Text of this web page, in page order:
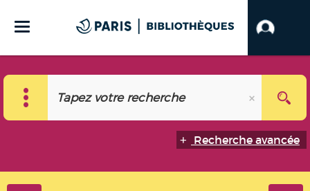
Recherche avancée